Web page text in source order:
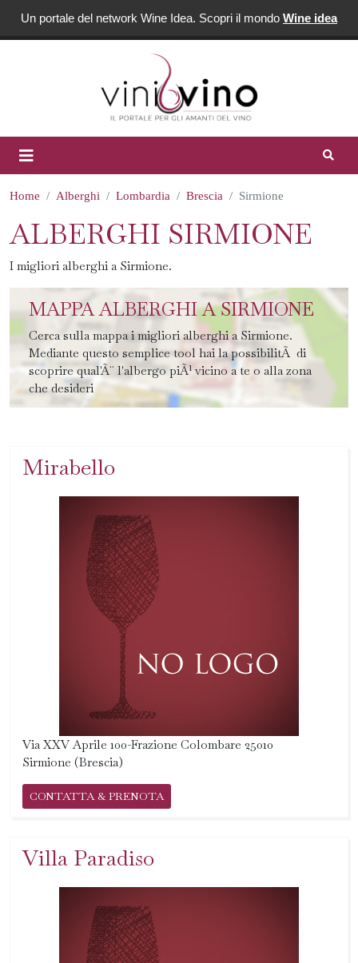
Un portale del network Wine Idea. Scopri il mondo Wine idea
Home Alberghi Lombardia Brescia Sirmione
ALBERGHI SIRMIONE
I migliori alberghi a Sirmione.
MAPPA ALBERGHI A SIRMIONE
Cerca sulla mappa i migliori alberghi a Sirmione.
Mediante questo semplice tool hai la possibilitÃ di
scoprire qual'Ã¨ l'albergo piÃ¹ vicino a te o alla zona
che desideri
Mirabello
Via XXV Aprile 100-Frazione Colombare 25010
Sirmione (Brescia)
CONTATTA & PRENOTA
Villa Paradiso